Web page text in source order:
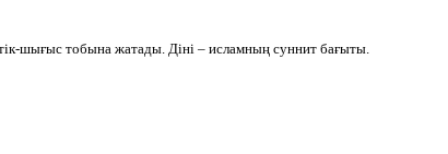
шығыс тобына жатады. Діні – исламның суннит бағыты.